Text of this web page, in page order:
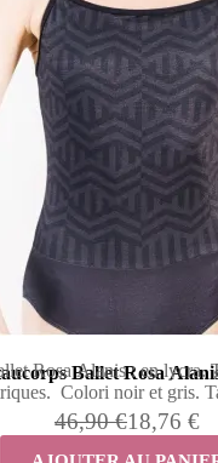
Ballet Rosa
Rosa Alanis : en lycra.
Colori noir et gris.
46,90 €18,76 €